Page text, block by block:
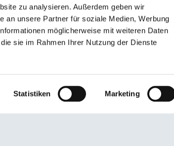
zu analysieren. Außerdem geben wir
an unsere Partner für soziale Medien, Werbung
möglicherweise mit weiteren Daten
sie im Rahmen Ihrer Nutzung der Dienste
Statistiken Marketing